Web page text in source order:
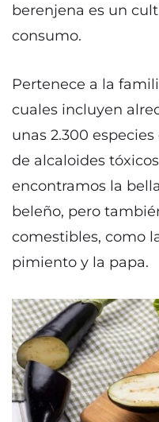
berenjena es un
consumo.
Pertenece a la
cuales incluyen
unas 2.300
de alcaloides
encontramos la
beleño, pero
comestibles, como
pimiento y la papa.